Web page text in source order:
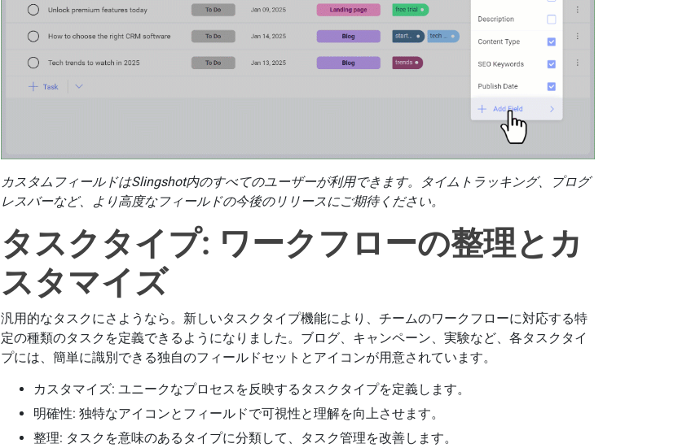
カスタムフィールドはSlingshot内のすべてのユーザーが利用できます。タイムトラッキング、プログ
レスバーなど、より高度なフィールドの今後のリリースにご期待ください。
タスクタイプ: ワークフローの整理とカ
スタマイズ
汎用的なタスクにさようなら。新しいタスクタイプ機能により、チームのワークフローに対応する特
定の種類のタスクを定義できるようになりました。ブログ、キャンペーン、実験など、各タスクタイ
プには、簡単に識別できる独自のフィールドセットとアイコンが用意されています。
カスタマイズ: ユニークなプロセスを反映するタスクタイプを定義します。
明確性: 独特なアイコンとフィールドで可視性と理解を向上させます。
整理: タスクを意味のあるタイプに分類して、タスク管理を改善します。